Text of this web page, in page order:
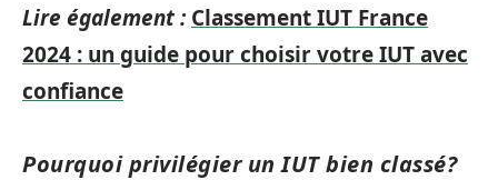
Lire également : Classement IUT France
2024 : un guide pour choisir votre IUT avec
confiance
Pourquoi privilégier un IUT bien classé?